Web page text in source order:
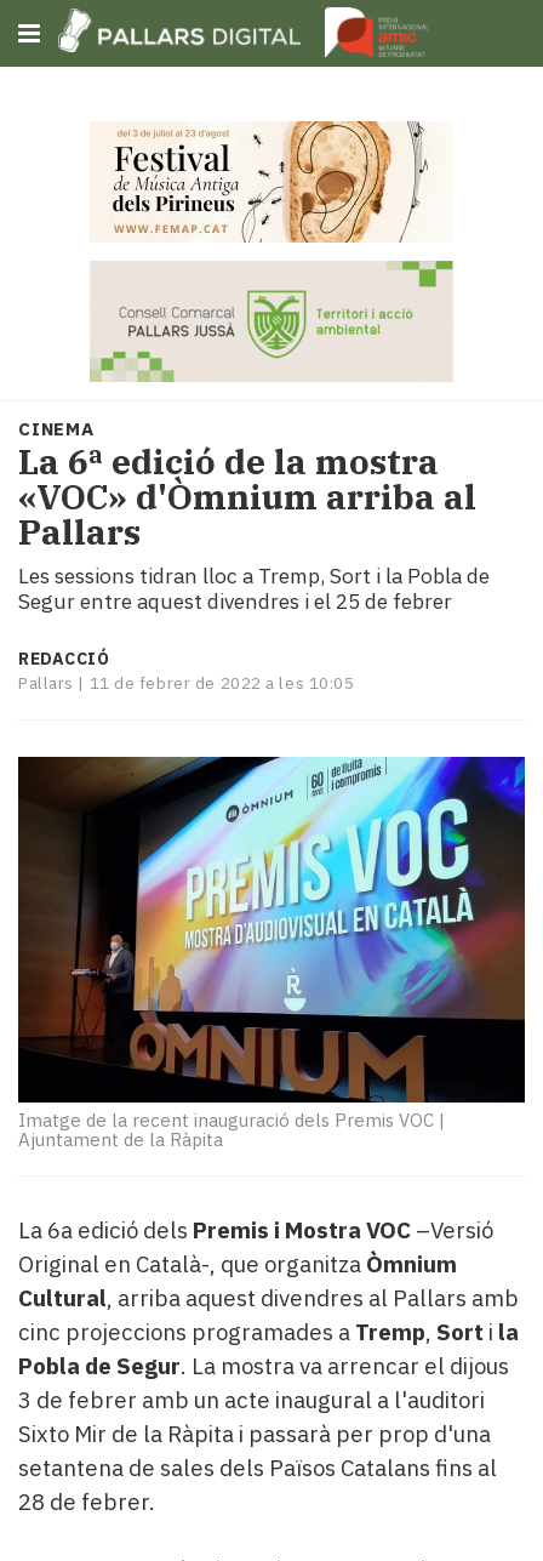
Subscriu-t'hi
Portada
Societat
Política
i
municipis
Economia
turisme
Cultura
Esports
Mai
i
mitjans
Reportatges
Entrevistes
Enquestes
escena!
la
teva!
La
newsletter
Contingut
patrocinat
Lo
llegit...
Editorial
CINEMA
La 6ª edició de la mostra
«VOC» d'Òmnium arriba al
Pallars
Les sessions tidran lloc a Tremp, Sort i la Pobla de
Segur entre aquest divendres i el 25 de febrer
REDACCIÓ
Pallars | 11 de febrer de 2022 a les 10:05
Imatge de la recent inauguració dels Premis VOC |
Ajuntament de la Ràpita
La 6a edició dels Premis i Mostra VOC –Versió
Original en Català-, que organitza Òmnium
Cultural, arriba aquest divendres al Pallars amb
cinc projeccions programades a Tremp, Sort i la
Pobla de Segur. La mostra va arrencar el dijous
3 de febrer amb un acte inaugural a l'auditori
Sixto Mir de la Ràpita i passarà per prop d'una
setantena de sales dels Països Catalans fins al
28 de febrer.